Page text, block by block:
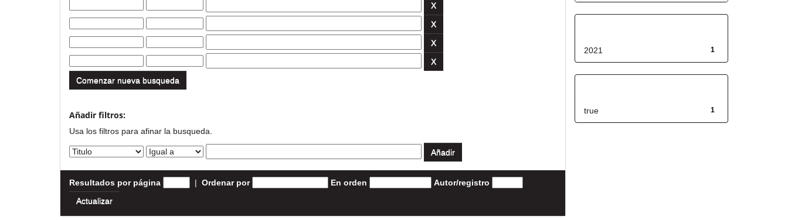
Comenzar nueva busqueda
Añadir filtros:
Usa los filtros para afinar la busqueda.
Resultados por página | Ordenar por En orden Autor/registro
1
2021
1
true